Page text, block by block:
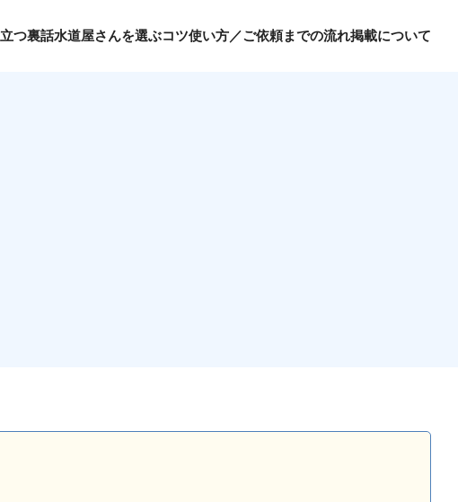
つ裏話水道屋さんを選ぶコツ使い方／ご依頼までの流れ掲載について